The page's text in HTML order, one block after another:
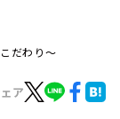
だわり～
ア